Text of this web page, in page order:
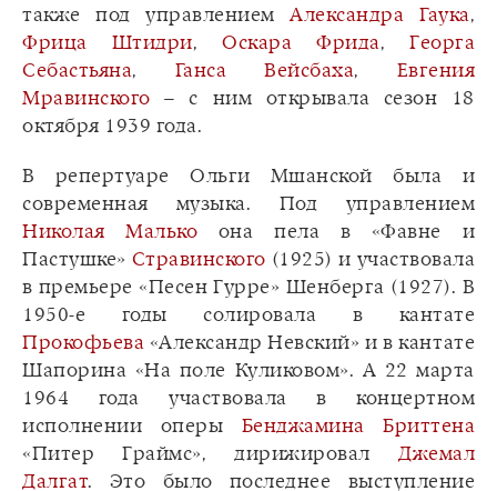
также под управлениемАлександра Гаука,
Фрица Штидри, Оскара Фрида, Георга
Себастьяна, Ганса Вейсбаха, Евгения
Мравинского – с ним открывала сезон 18
октября 1939 года.
В репертуаре Ольги Мшанской была и
современная музыка. Под управлением
Николая Малько она пела в «Фавне и
Пастушке» Стравинского (1925) и участвовала
в премьере «Песен Гурре» Шенберга (1927). В
1950-е годы солировала в кантате
Прокофьева «Александр Невский» и в кантате
Шапорина «На поле Куликовом». А 22 марта
1964 года участвовала в концертном
исполнении оперы Бенджамина Бриттена
«Питер Граймс», дирижировал Джемал
Далгат. Это было последнее выступление